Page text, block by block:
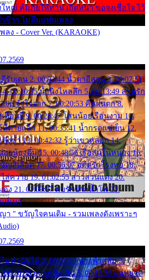
หญ่ คุ้มภัยให้ท่าน เถิดหนา ขอจงเชื่อใจ ไว้
ชีวา ไม่ลืมแฟนเพลง
ง - Cover Ver. (KARAOKE)
ดีรับเดน 2. 00:03:44 น้ำตาอีสาน 3. 00:07:51
00:10:35 น้ำนิ่งไหลลึก 5. 00:13:49 ลานรัก
จำใจจาก 7. 00:20:53 คืนฝนตก 8.
เดือนยี่ 9. 00:28:47 โสนน้อยเรือนงาม 10.
ที่ตายแล้ว 11. 00:35:41 น้ำกรดแช่เย็น 12.
ฟังซ้ำ 13. 00:42:32 รู้ว่าเขาหลอก 14.
อยน้องติ๋ม 15. 00:48:56 เรือล่มในหนอง 16.
ชิญสีเลือด 17. 00:56:07 อดีตรักโรงทอ 18.
ไล่ควาย 19. 01:02:55 สาวสวนแตง 20.
อง 21. 01:09:27 พบรักปากน้ำโพ 22.
ห์เมา
" ขวัญใจคนเดิม - รวมเพลงดังเพราะๆ
ไมทำฉันได้ 2. 00:03:20 นางฟ้าสลัม 3.
00:10:36 บุญเหลือเกิน 5. 00:13:58 ฝนหยาด